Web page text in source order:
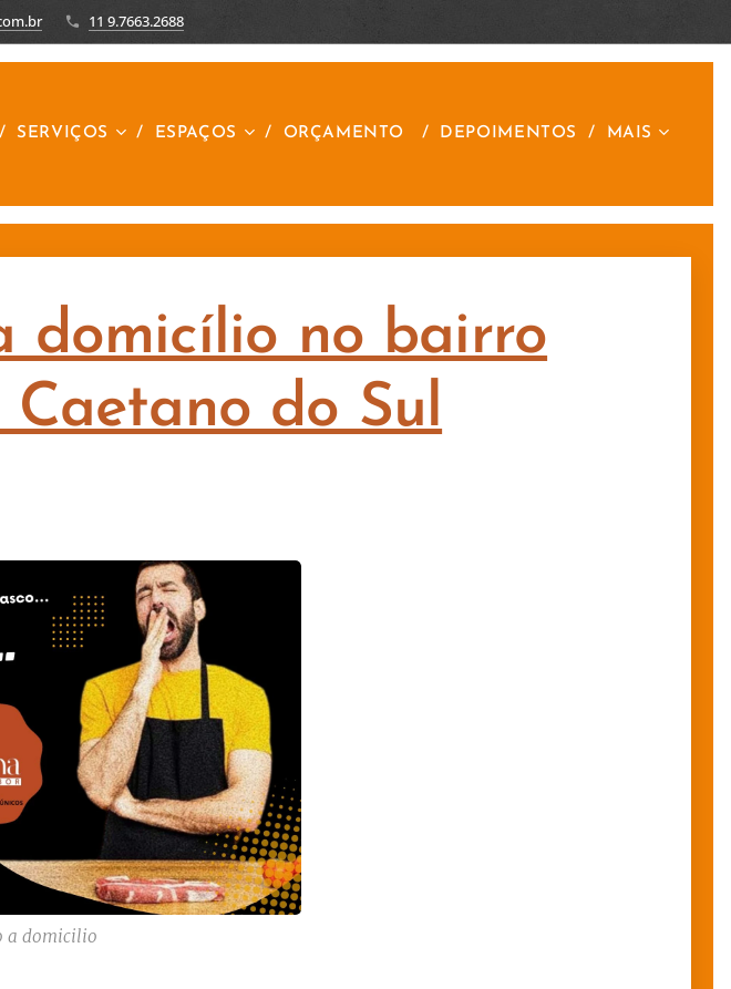
11 9.7663.2688
SERVIÇOS ESPAÇOS ORÇAMENTO DEPOIMENTOS MAIS
domicílio no bairro
do Sul
a domicilio